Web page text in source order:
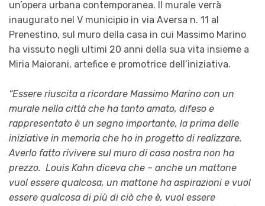
un’opera urbana contemporanea. Il murale verrà
inaugurato nel V municipio in via Aversa n. 11 al
Prenestino, sul muro della casa in cui Massimo Marino
ha vissuto negli ultimi 20 anni della sua vita insieme a
Miria Maiorani, artefice e promotrice dell’iniziativa.
“Essere riuscita a ricordare Massimo Marino con un
murale nella città che ha tanto amato, difeso e
rappresentato è un segno importante, la prima delle
iniziative in memoria che ho in progetto di realizzare.
Averlo fatto rivivere sul muro di casa nostra non ha
prezzo. Louis Kahn diceva che – anche un mattone
vuol essere qualcosa, un mattone ha aspirazioni e vuol
essere qualcosa di più di ciò che è, vuol essere